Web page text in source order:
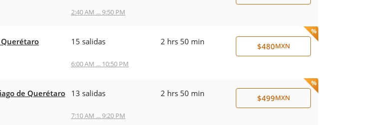
2:40 AM ... 9:50 PM
15 salidas
6:00 AM ... 10:50 PM
2 hrs 50 min $480MXN
de Querétaro 13 salidas
7:10 AM ... 9:20 PM
2 hrs 50 min $499MXN